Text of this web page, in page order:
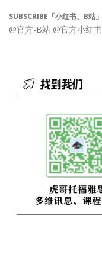
SUBSCRIBE「小红书、B站」
@官方-B站 @官方小红书